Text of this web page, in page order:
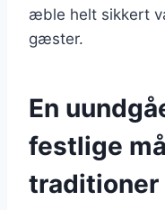
æble helt sikkert
gæster.
En
festlige
traditioner